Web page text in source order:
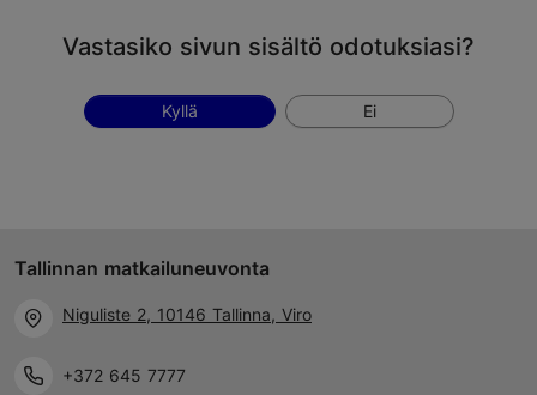
Vastasiko sivun sisältö odotuksiasi?
Kyllä Ei
Tallinnan matkailuneuvonta
Niguliste 2, 10146 Tallinna, Viro
+372 645 7777